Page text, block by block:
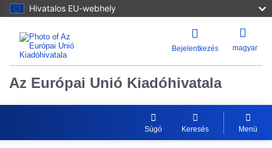
Hivatalos EU-webhely
Bejelentkezés magyar
Az Európai Unió Kiadóhivatala
Súgó Keresés Menü